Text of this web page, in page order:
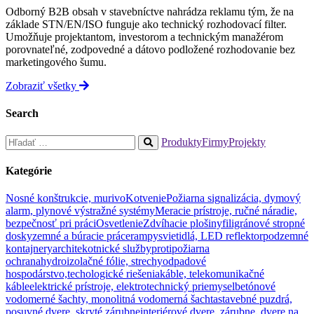
Odborný B2B obsah v stavebníctve nahrádza reklamu tým, že na
základe STN/EN/ISO funguje ako technický rozhodovací filter.
Umožňuje projektantom, investorom a technickým manažérom
porovnateľné, zodpovedné a dátovo podložené rozhodovanie bez
marketingového šumu.
Zobraziť všetky
Search
Hľadať:
autocomplete
results
are
available
use
up
and
down
arrows
to
review
and
ProduktyFirmyProjekty
Kategórie
Nosné konštrukcie, murivoKotveniePožiarna signalizácia, dymový
alarm, plynové výstražné systémyMeracie prístroje, ručné náradie,
bezpečnosť pri práciOsvetlenieZdvíhacie plošinyfiligránové stropné
doskyzemné a búracie prácerampysvietidlá, LED reflektorpodzemné
kontajneryarchitekotnické službyprotipožiarna
ochranahydroizolačné fólie, strechyodpadové
hospodárstvo,techologické riešeniakáble, telekomunikačné
kábleelektrické prístroje, elektrotechnický priemyselbetónové
vodomerné šachty, monolitná vodomerná šachtastavebné puzdrá,